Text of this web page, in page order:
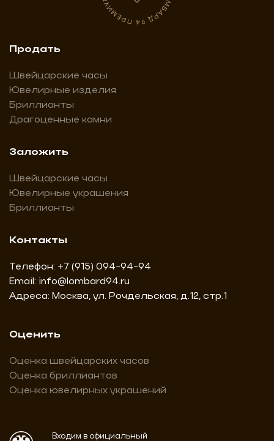
Продать
Швейцарские часы
Ювелирные изделия
Бриллианты
Драгоценные камни
Заложить
Швейцарские часы
Ювелирные украшения
Бриллианты
Контакты
Телефон: +7 (915) 094-94-94
Email: info@lombard94.ru
Адреса: Москва, ул. Рочдельская, д.12, стр.1
Оценить
Оценка швейцарских часов
Оценка бриллиантов
Оценка ювелирных украшений
Входим в официальный